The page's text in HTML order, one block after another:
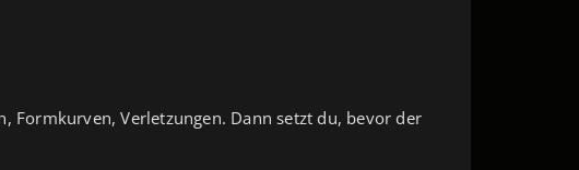
Formkurven, Verletzungen. Dann setzt du, bevor der